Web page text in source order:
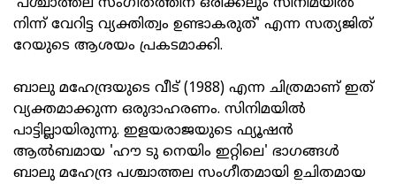
'പശ്ചാത്തല സംഗീതത്തിന് ഒരിക്കലും സിനിമയിൽ
നിന്ന് വേറിട്ട വ്യക്തിത്വം ഉണ്ടാകരുത്' എന്ന സത്യജിത്
റേയുടെ ആശയം പ്രകടമാക്കി.
ബാലു മഹേന്ദ്രയുടെ വീട് (1988) എന്ന ചിത്രമാണ് ഇത്
വ്യക്തമാക്കുന്ന ഒരുദാഹരണം. സിനിമയിൽ
പാട്ടില്ലായിരുന്നു. ഇളയരാജയുടെ ഫ്യൂഷൻ
ആൽബമായ 'ഹൗ ടു നെയിം ഇറ്റിലെ' ഭാഗങ്ങൾ
ബാലു മഹേന്ദ്ര പശ്ചാത്തല സംഗീതമായി ഉചിതമായ